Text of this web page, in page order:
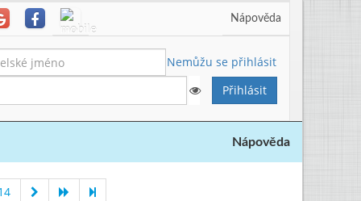
Nápověda
Nemůžu se přihlásit
Nápověda